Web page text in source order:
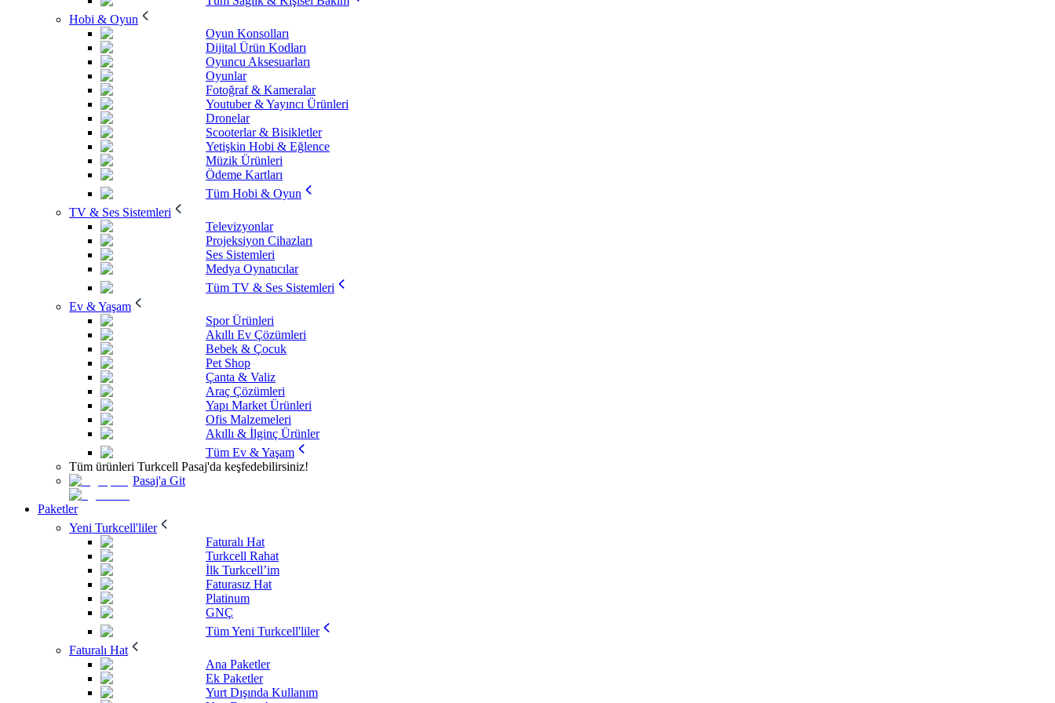
Hobi & Oyun
Oyun Konsolları
Dijital Ürün Kodları
Oyuncu Aksesuarları
Oyunlar
Fotoğraf & Kameralar
Youtuber & Yayıncı Ürünleri
Dronelar
Scooterlar & Bisikletler
Yetişkin Hobi & Eğlence
Müzik Ürünleri
Ödeme Kartları
Tüm Hobi & Oyun
TV & Ses Sistemleri
Televizyonlar
Projeksiyon Cihazları
Ses Sistemleri
Medya Oynatıcılar
Tüm TV & Ses Sistemleri
Ev & Yaşam
Spor Ürünleri
Akıllı Ev Çözümleri
Bebek & Çocuk
Pet Shop
Çanta & Valiz
Araç Çözümleri
Yapı Market Ürünleri
Ofis Malzemeleri
Akıllı & İlginç Ürünler
Tüm Ev & Yaşam
Tüm ürünleri Turkcell Pasaj'da keşfedebilirsiniz!
Pasaj'a Git
Paketler
Yeni Turkcell'liler
Faturalı Hat
Turkcell Rahat
İlk Turkcell’im
Faturasız Hat
Platinum
GNÇ
Tüm Yeni Turkcell'liler
Faturalı Hat
Ana Paketler
Ek Paketler
Yurt Dışında Kullanım